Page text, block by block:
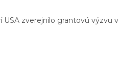
USA zverejnilo grantovú výzvu v